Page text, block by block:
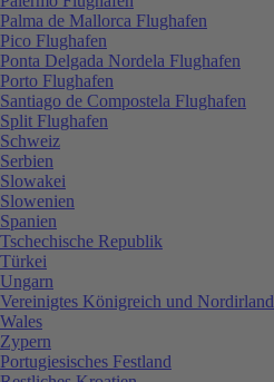
Palma de Mallorca Flughafen
Pico Flughafen
Ponta Delgada Nordela Flughafen
Porto Flughafen
Santiago de Compostela Flughafen
Split Flughafen
Schweiz
Serbien
Slowakei
Slowenien
Spanien
Tschechische Republik
Türkei
Ungarn
Vereinigtes Königreich und Nordirland
Wales
Zypern
Portugiesisches Festland